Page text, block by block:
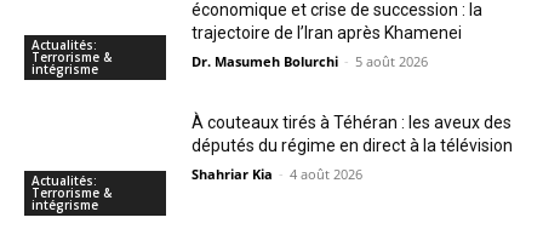
Actualités:
Terrorisme &
intégrisme
économique et crise de succession : la
trajectoire de l’Iran après Khamenei
Dr. Masumeh Bolurchi - 5 août 2026
Actualités:
Terrorisme &
intégrisme
À couteaux tirés à Téhéran : les aveux des
députés du régime en direct à la télévision
Shahriar Kia - 4 août 2026